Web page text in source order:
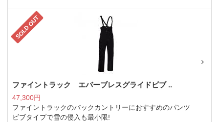
SOLD OUT
ファイントラック エバーブレスグライドビブ ..
47,300円
ファイントラックのバックカントリーにおすすめのパンツ
ビブタイプで雪の侵入も最小限!